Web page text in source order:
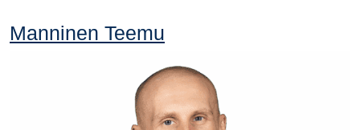
Manninen Teemu